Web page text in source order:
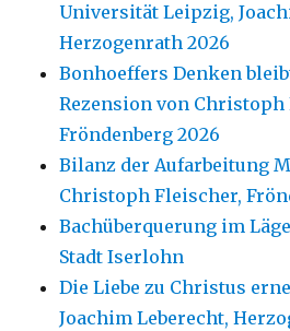
Universität Leipzig,
Herzogenrath 2026
Bonhoeffers Denken
Rezension von Christoph
Fröndenberg 2026
Bilanz der Aufarbeitung
Christoph Fleischer,
Bachüberquerung im
Stadt Iserlohn
Die Liebe zu Christus
Joachim Leberecht,